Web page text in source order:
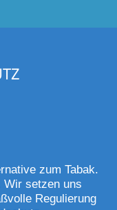
zum Tabak.
Wir setzen uns
Regulierung